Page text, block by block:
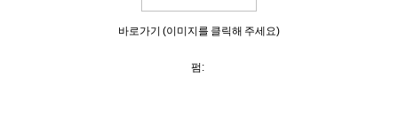
바로가기 (이미지를 클릭해 주세요)
펌: